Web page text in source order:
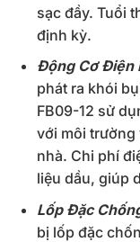
sạc đầy. Tuổi
định kỳ.
Động Cơ Điện
phát ra khói
FB09-12 sử
với môi trường
nhà. Chi phí
liệu dầu, giúp
Lốp Đặc
bị lốp đặc